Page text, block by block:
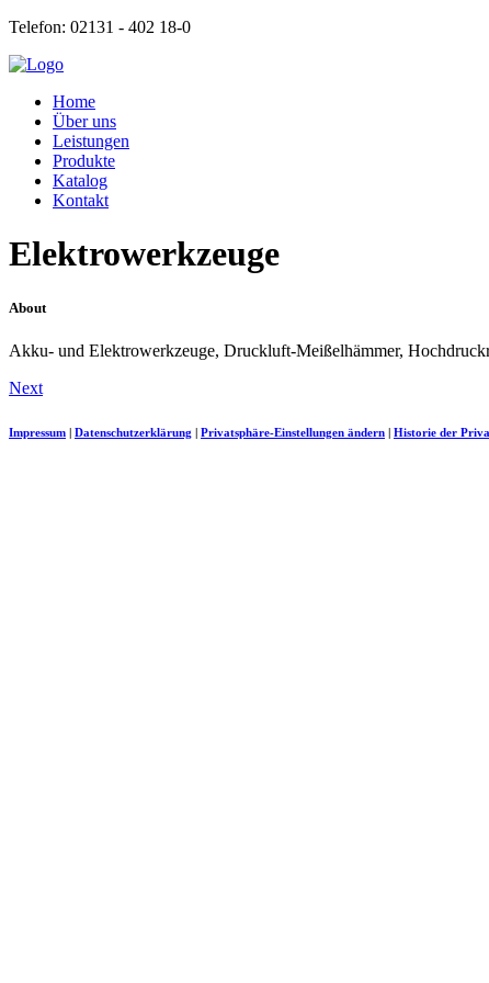
Telefon: 02131 - 402 18-0
Home
Über uns
Leistungen
Produkte
Katalog
Kontakt
Elektrowerkzeuge
About
Akku- und Elektrowerkzeuge, Druckluft-Meißelhämmer,
Next
Impressum | Datenschutzerklärung | Privatsphäre-Einstellungen ändern | Historie der